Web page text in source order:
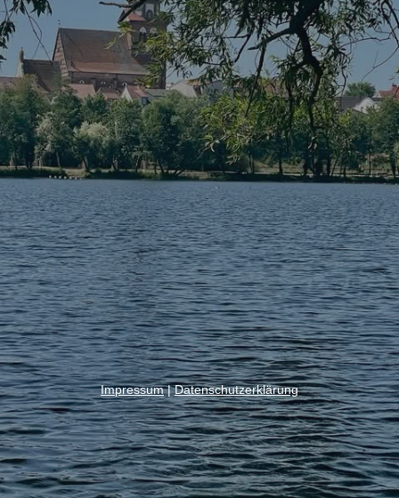
Impressum|Datenschutzerklärung